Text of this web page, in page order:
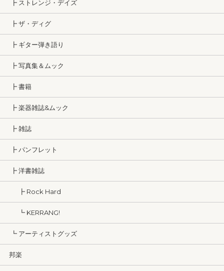
┣ ストレンジ・デイズ
┣ ザ・ディグ
┣ ギター弾き語り
┣ 写真集＆ムック
┣ 書籍
┣ 楽器雑誌&ムック
┣ 雑誌
┣ パンフレット
┣ 洋書雑誌
┣ Rock Hard
┗ KERRANG!
┗ アーティストグッズ
邦楽